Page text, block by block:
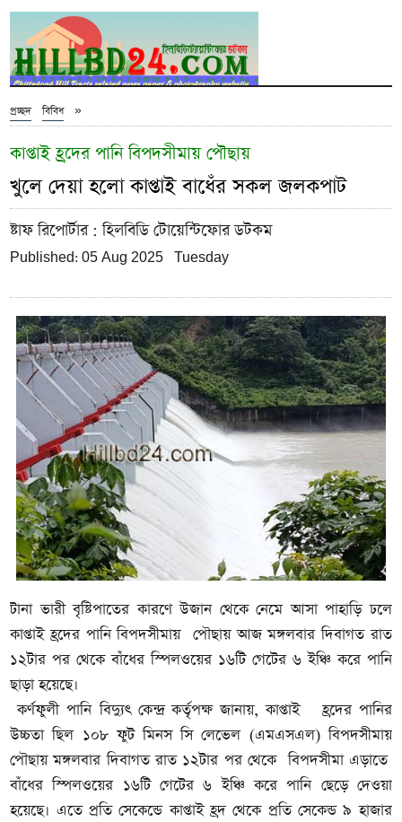
প্রচ্ছদ »
বিবিধ
কাপ্তাই হ্রদের পানি বিপদসীমায় পৌছায়
খুলে দেয়া হলো কাপ্তাই বাধেঁর সকল জলকপাট
ষ্টাফ রিপোর্টার: হিলবিডি টোয়েন্টিফোর ডটকম
Published: 05 Aug 2025 Tuesday
টানা ভারী বৃষ্টিপাতের কারণে উজান থেকে নেমে আসা পাহাড়ি ঢলে
কাপ্তাই হ্রদের পানি বিপদসীমায় পৌছায় আজ মঙ্গলবার দিবাগত রাত
১২টার পর থেকে বাঁধের স্পিলওয়ের ১৬টি গেটের ৬ ইঞ্চি করে পানি
ছাড়া হয়েছে।
কর্ণফুলী পানি বিদ্যুৎ কেন্দ্র কর্তৃপক্ষ জানায়,কাপ্তাই হ্রদের পানির
উচ্চতা ছিল ১০৮ ফুট মিনস সি লেভেল (এমএসএল) বিপদসীমায়
পৌছায় মঙ্গলবার দিবাগত রাত ১২টার পর থেকে বিপদসীমা এড়াতে
বাঁধের স্পিলওয়ের ১৬টি গেটের ৬ ইঞ্চি করে পানি ছেড়ে দেওয়া
হয়েছে। এতে প্রতি সেকেন্ডে কাপ্তাই হ্রদ থেকে প্রতি সেকেন্ড ৯ হাজার